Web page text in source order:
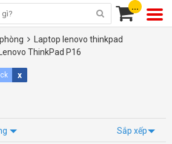
...
Laptop lenovo thinkpad
Lenovo ThinkPad P16
x
Sắp xếp